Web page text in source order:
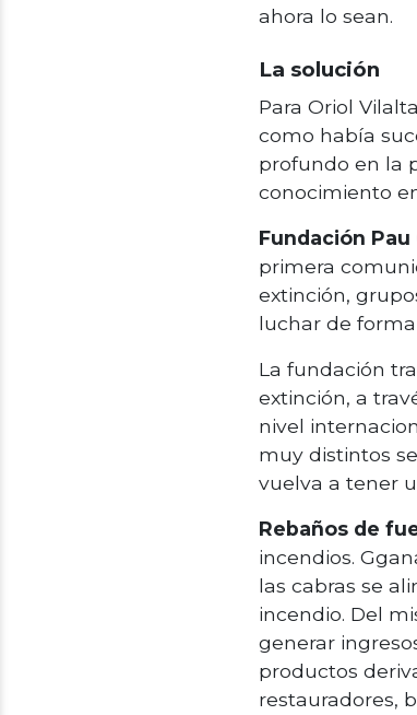
ahora lo sean.
La solución
Para Oriol
como había
profundo en la
conocimiento
Fundación Pau
primera
extinción,
luchar de
La fundación
extinción, a
nivel
muy distintos
vuelva a tener
Rebaños de
incendios.
las cabras se
incendio. Del
generar
productos
restauradores,